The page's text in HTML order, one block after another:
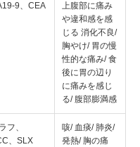
9、CEA
上腹部に痛み
や違和感を感
じる 消化不良/
胸やけ/ 胃の慢
性的な痛み/ 食
後に胃の辺り
に痛みを感じ
る/ 腹部膨満感
フ、
、SLX
咳/ 血痰/ 肺炎/
発熱/ 胸の痛